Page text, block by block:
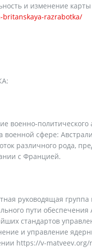
и изменение
britanskaya-razrabotka/
военно-политического
военной сфере:
различного рода,
с Францией.
руководящая
пути
стандартов
и управление
https://v-